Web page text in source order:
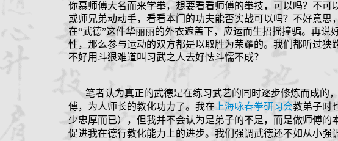
你慕师傅大名而来学拳，想要看看师傅的拳技，可以吗？不
或师兄弟动动手，看看本门的功夫能否实战可以吗？不好意思
在“武德”这件华丽丽的外衣遮盖下，应运而生招摇撞骗。再
性，那么参与运动的双方都是以取胜为荣耀的。我们都听过狭
不好用斗狠难道叫习武之人去好怯斗懦不成？
笔者认为真正的武德是在练习武艺的同时逐步修炼而成的
傅，为人师长的教化功力了。我在 上海咏春拳研习会教弟子时
少忠厚而已），但我并不会认为是弟子的不是，而是做师傅
促进我在德行教化能力上的进步。我们强调武德还不如从小强